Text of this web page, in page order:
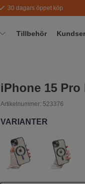
30 dagars öppet köp
Tillbehör
iPhone 15 Pro
Artikelnummer: 523376
VARIANTER